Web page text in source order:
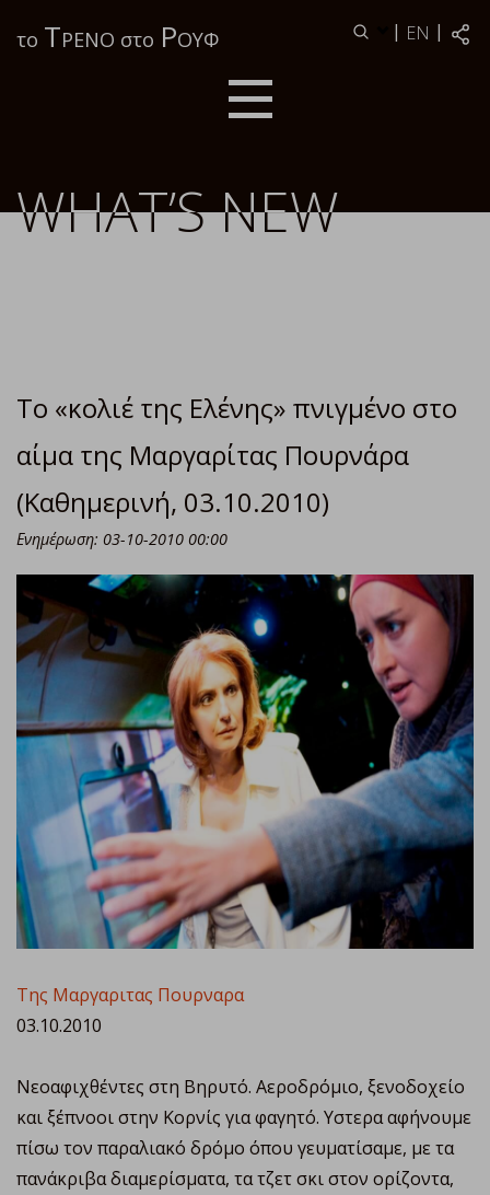
το ΤΡΕΝΟ στο ΡΟΥΦ | EN |
WHAT’S NEW
Το «κολιέ της Ελένης» πνιγμένο στο
αίμα της Μαργαρίτας Πουρνάρα
(Καθημερινή, 03.10.2010)
Ενημέρωση: 03-10-2010 00:00
Της Μαργαριτας Πουρναρα
03.10.2010
Νεοαφιχθέντες στη Βηρυτό. Αεροδρόμιο, ξενοδοχείο
και ξέπνοοι στην Κορνίς για φαγητό. Υστερα αφήνουμε
πίσω τον παραλιακό δρόμο όπου γευματίσαμε, με τα
πανάκριβα διαμερίσματα, τα τζετ σκι στον ορίζοντα,